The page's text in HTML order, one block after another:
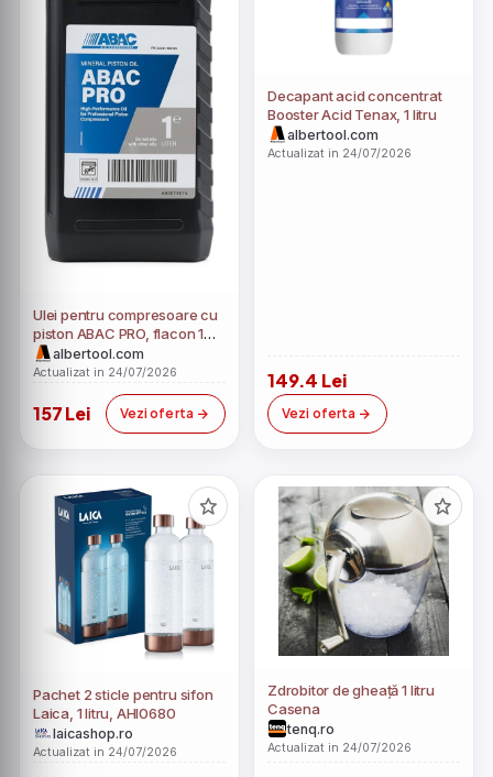
Ulei pentru compresoare cu
piston ABAC PRO, flacon 1
litru - ABAC-2236116963
albertool.com
Actualizat in 24/07/2026
157 Lei Vezi oferta
Decapant acid concentrat
Booster Acid Tenax, 1 litru
albertool.com
Actualizat in 24/07/2026
149.4 Lei
Vezi oferta
Pachet 2 sticle pentru sifon
Laica, 1 litru, AHI0680
laicashop.ro
Actualizat in 24/07/2026
Zdrobitor de gheață 1 litru
Casena
tenq.ro
Actualizat in 24/07/2026